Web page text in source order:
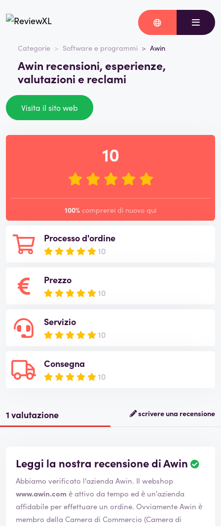
Categorie Software e programmi Awin
Awin recensioni, esperienze,
valutazioni e reclami
Visita il sito web
Processo d'ordine
10
Prezzo
10
Servizio
10
Consegna
10
10
100% comprerei di nuovo qui
1 valutazione scrivere una recensione
Leggi la nostra recensione di Awin
Abbiamo verificato l'azienda Awin. Il webshop
www.awin.com è attivo da tempo ed è un'azienda
affidabile per effettuare un ordine. Ovviamente Awin è
membro della Camera di Commercio (Camera di